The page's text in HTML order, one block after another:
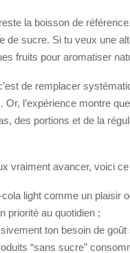
la boisson de
de sucre. Si tu veux une
fruits pour aromatiser
de remplacer
Or, l’expérience montre
des portions et de la
vraiment avancer, voici ce
light comme un plaisir
priorité au quotidien ;
ton besoin de goût
“sans sucre”